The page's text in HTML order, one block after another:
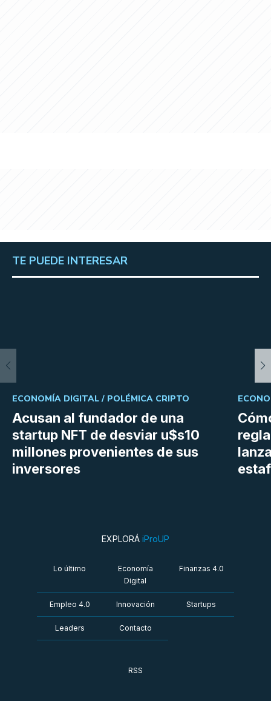
TE PUEDE INTERESAR
Acusan al fundador de una
startup NFT de desviar u$s10
millones provenientes de sus
inversores
ECONOMÍA DIGITAL / POLÉMICA CRIPTO
EXPLORÁ iProUP
Lo último
Economía
Digital
Finanzas 4.0
Empleo 4.0 Innovación Startups
Leaders Contacto
RSS